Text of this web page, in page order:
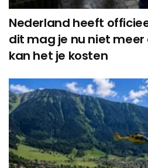
Nederland heeft
dit mag je nu niet meer
kan het je kosten